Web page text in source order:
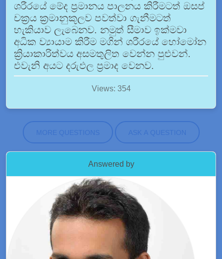
ශරීරයේ මේද ප්‍රමානය පාලනය කිරීමටත් ඔසප්
චක්‍රය ක්‍රමානුකූලව පවත්වා ගැනීමටත්
හැකියාව ලැබෙනව. නමුත් සීමාව ඉක්මවා
අධික ව්‍යායාම කිරීම මගින් ශරීරයේ හෝමෝන
ක්‍රියාකාරිත්වය අසමතුලිත වෙන්න පුළුවන්.
එවැනි අයට දරුඵල ප්‍රමාද වෙනව.
Views: 354
MORE QUESTIONS ASK A QUESTION
Answered by